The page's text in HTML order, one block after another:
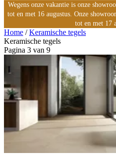
Wegens onze vakantie is onze
tot en met 16 augustus. Onze
tot en met 17
Home /Keramische tegels
Keramische tegels
Pagina 3 van 9